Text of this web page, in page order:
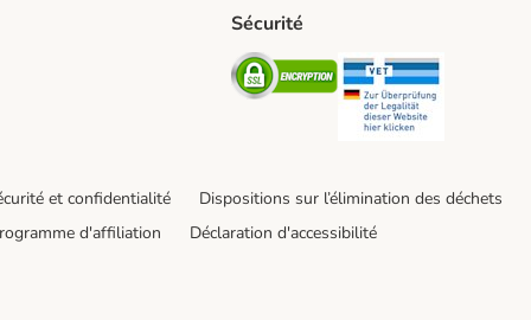
Method
Method
Mondial relay Shipping Method
Sécurité
Security
et confidentialité Dispositions sur l’élimination des déchets
d'affiliation Déclaration d'accessibilité